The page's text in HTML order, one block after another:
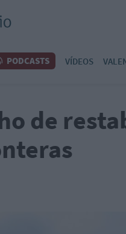
PODCASTS VÍDEOS
de